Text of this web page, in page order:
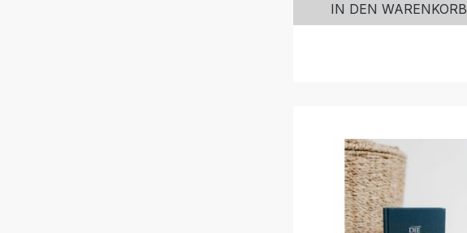
IN DEN WARENKORB